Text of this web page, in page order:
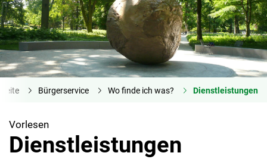
Bürgerservice Wo finde ich was? Dienstleistungen
Vorlesen
Dienstleistungen